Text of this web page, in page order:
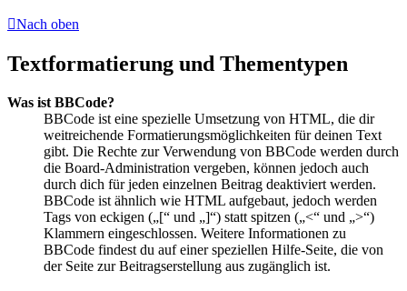
Nach oben
Textformatierung und Thementypen
Was ist BBCode?
BBCode ist eine spezielle Umsetzung von HTML, die dir
weitreichende Formatierungsmöglichkeiten für deinen Text
gibt. Die Rechte zur Verwendung von BBCode werden durch
die Board-Administration vergeben, können jedoch auch
durch dich für jeden einzelnen Beitrag deaktiviert werden.
BBCode ist ähnlich wie HTML aufgebaut, jedoch werden
Tags von eckigen („[“ und „]“) statt spitzen („<“ und „>“)
Klammern eingeschlossen. Weitere Informationen zu
BBCode findest du auf einer speziellen Hilfe-Seite, die von
der Seite zur Beitragserstellung aus zugänglich ist.